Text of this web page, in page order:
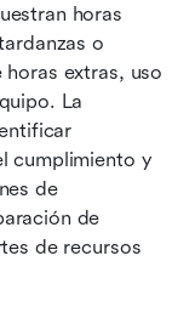
horas
o
extras, uso
La
cumplimiento y
de
de
de recursos